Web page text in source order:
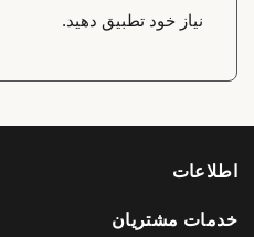
نیاز خود تطبیق دهید.
اطلاعات
خدمات مشتریان